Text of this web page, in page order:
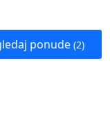
ponude (2)